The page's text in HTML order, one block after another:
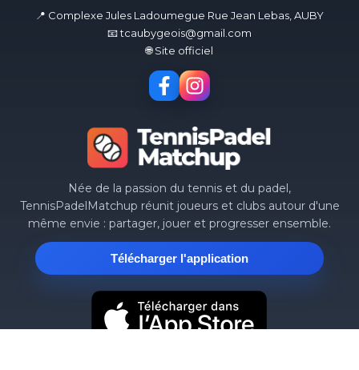
📍 Complexe Jules Ladoumegue Rue Jean Lebas, AUBY
📧 tcaubygeois@gmail.com
🌐 Site officiel
Née de la passion du tennis et du padel,
TennisPadelMatchup réunit joueurs et clubs autour d'une
même envie : partager, jouer et progresser ensemble.
Télécharger l'application